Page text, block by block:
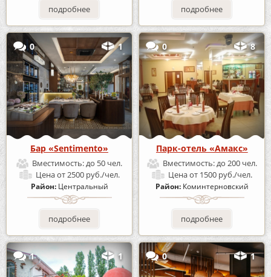
подробнее подробнее
0 1
Бар «Sentimento»
Вместимость:до 50 чел.
Ценаот 2500 руб./чел.
Район: Центральный
подробнее
0 8
Парк-отель «Амакс»
Вместимость:до 200 чел.
Ценаот 1500 руб./чел.
Район: Коминтерновский
подробнее
1 1 0 1